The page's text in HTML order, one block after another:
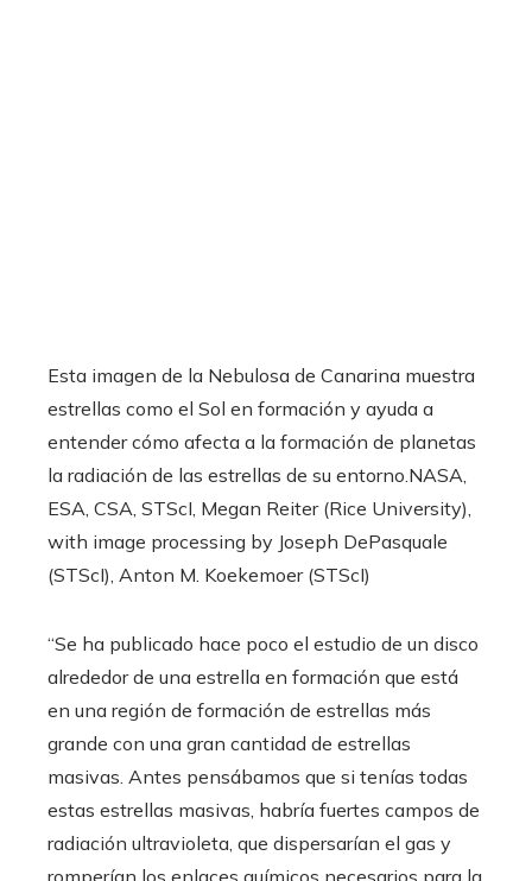
Esta imagen de la Nebulosa de Canarina muestra
estrellas como el Sol en formación y ayuda a
entender cómo afecta a la formación de planetas
la radiación de las estrellas de su entorno. NASA,
ESA, CSA, STScI, Megan Reiter (Rice University),
with image processing by Joseph DePasquale
(STScI), Anton M. Koekemoer (STScI)
“Se ha publicado hace poco el estudio de un disco
alrededor de una estrella en formación que está
en una región de formación de estrellas más
grande con una gran cantidad de estrellas
masivas. Antes pensábamos que si tenías todas
estas estrellas masivas, habría fuertes campos de
radiación ultravioleta, que dispersarían el gas y
romperían los enlaces químicos necesarios para la